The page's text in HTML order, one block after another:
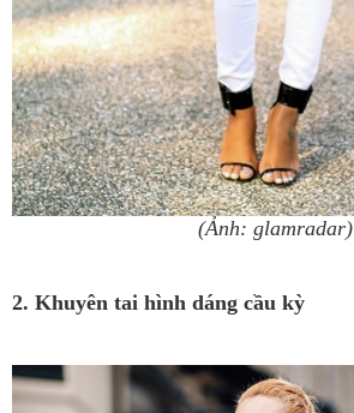
(Ảnh: glamradar)
2. Khuyên tai hình dáng cầu kỳ